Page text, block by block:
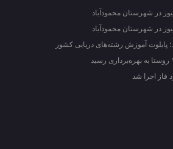
در شهرستان محمودآباد
در شهرستان محمودآباد
پایلوت آموزش رشته‌های دریایی کشور
فاز اجرا شد